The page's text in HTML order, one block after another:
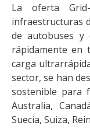
La oferta
infraestructuras
de autobuses y
rápidamente en
carga
sector, se han
sostenible para
Australia,
Suecia, Suiza,